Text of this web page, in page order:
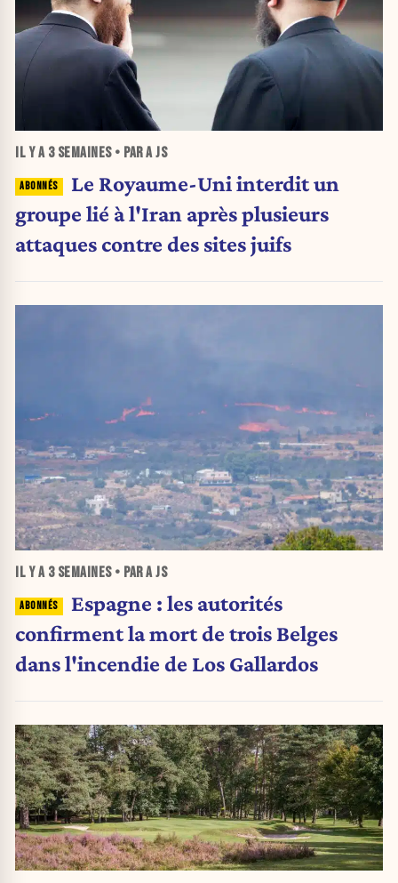
IL Y A 3 SEMAINES• PAR A JS
Le Royaume-Uni interdit un
groupe lié à l'Iran après plusieurs
attaques contre des sites juifs
IL Y A 3 SEMAINES• PAR A JS
Espagne : les autorités
confirment la mort de trois Belges
dans l'incendie de Los Gallardos